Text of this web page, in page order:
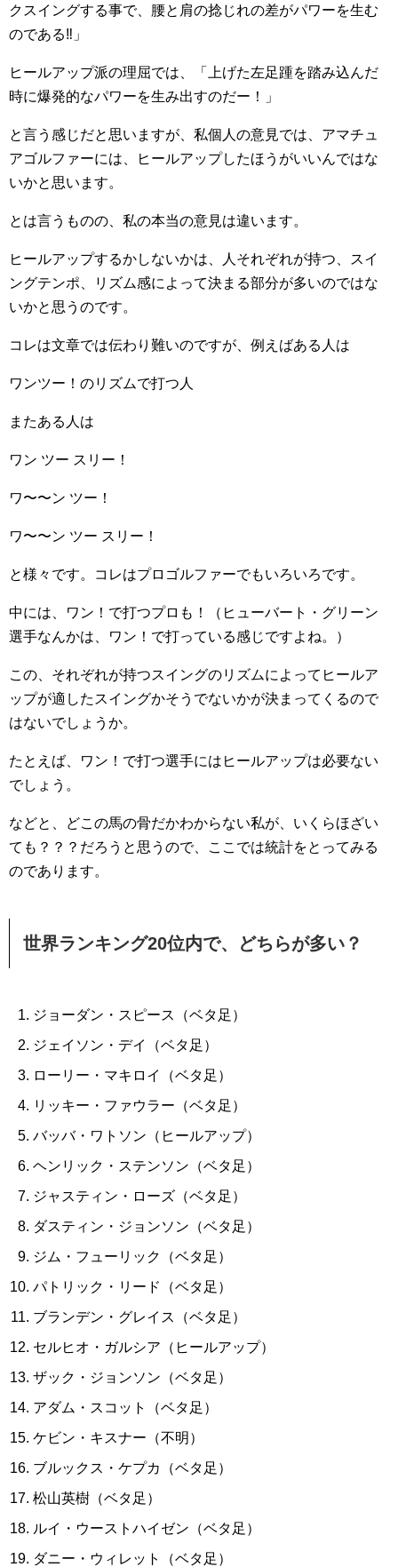
クスイングする事で、腰と肩の捻じれの差がパワーを生む
のである‼︎」
ヒールアップ派の理屈では、「上げた左足踵を踏み込んだ
時に爆発的なパワーを生み出すのだー！」
と言う感じだと思いますが、私個人の意見では、アマチュ
アゴルファーには、ヒールアップしたほうがいいんではな
いかと思います。
とは言うものの、私の本当の意見は違います。
ヒールアップするかしないかは、人それぞれが持つ、スイ
ングテンポ、リズム感によって決まる部分が多いのではな
いかと思うのです。
コレは文章では伝わり難いのですが、例えばある人は
ワンツー！のリズムで打つ人
またある人は
ワン ツー スリー！
ワ〜〜ン ツー！
ワ〜〜ン ツー スリー！
と様々です。コレはプロゴルファーでもいろいろです。
中には、ワン！で打つプロも！（ヒューバート・グリーン
選手なんかは、ワン！で打っている感じですよね。）
この、それぞれが持つスイングのリズムによってヒールア
ップが適したスイングかそうでないかが決まってくるので
はないでしょうか。
たとえば、ワン！で打つ選手にはヒールアップは必要ない
でしょう。
などと、どこの馬の骨だかわからない私が、いくらほざい
ても？？？だろうと思うので、ここでは統計をとってみる
のであります。
世界ランキング20位内で、どちらが多い？
ジョーダン・スピース（ベタ足）
ジェイソン・デイ（ベタ足）
ローリー・マキロイ（ベタ足）
リッキー・ファウラー（ベタ足）
バッバ・ワトソン（ヒールアップ）
ヘンリック・ステンソン（ベタ足）
ジャスティン・ローズ（ベタ足）
ダスティン・ジョンソン（ベタ足）
ジム・フューリック（ベタ足）
パトリック・リード（ベタ足）
ブランデン・グレイス（ベタ足）
セルヒオ・ガルシア（ヒールアップ）
ザック・ジョンソン（ベタ足）
アダム・スコット（ベタ足）
ケビン・キスナー（不明）
ブルックス・ケプカ（ベタ足）
松山英樹（ベタ足）
ルイ・ウーストハイゼン（ベタ足）
ダニー・ウィレット（ベタ足）